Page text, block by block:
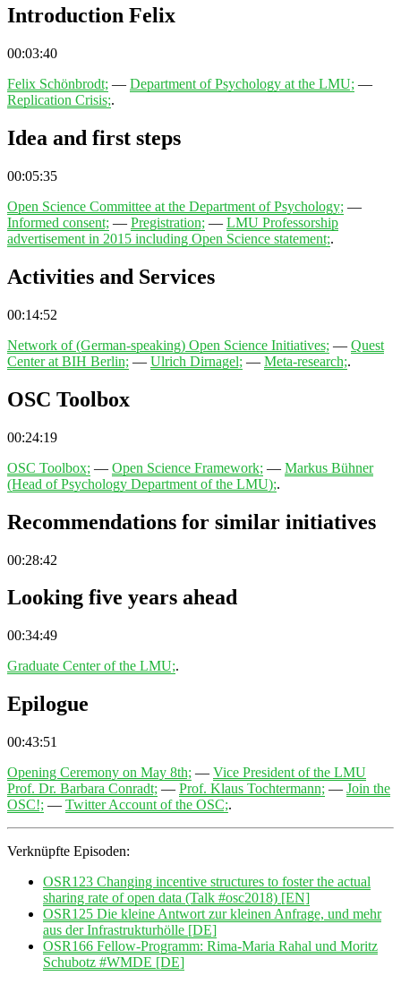
Introduction Felix
00:03:40
Felix Schönbrodt; — Department of Psychology at the LMU; —
Replication Crisis;.
Idea and first steps
00:05:35
Open Science Committee at the Department of Psychology; —
Informed consent; — Pregistration; — LMU Professorship
advertisement in 2015 including Open Science statement;.
Activities and Services
00:14:52
Network of (German-speaking) Open Science Initiatives; — Quest
Center at BIH Berlin; — Ulrich Dirnagel; — Meta-research;.
OSC Toolbox
00:24:19
OSC Toolbox; — Open Science Framework; — Markus Bühner
(Head of Psychology Department of the LMU);.
Recommendations for similar initiatives
00:28:42
Looking five years ahead
00:34:49
Graduate Center of the LMU;.
Epilogue
00:43:51
Opening Ceremony on May 8th; — Vice President of the LMU
Prof. Dr. Barbara Conradt; — Prof. Klaus Tochtermann; — Join the
OSC!; — Twitter Account of the OSC;.
Verknüpfte Episoden:
OSR123 Changing incentive structures to foster the actual
sharing rate of open data (Talk #osc2018) [EN]
OSR125 Die kleine Antwort zur kleinen Anfrage, und mehr
aus der Infrastrukturhölle [DE]
OSR166 Fellow-Programm: Rima-Maria Rahal und Moritz
Schubotz #WMDE [DE]